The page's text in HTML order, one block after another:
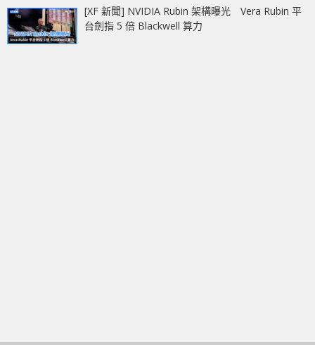
[XF 新聞] NVIDIA Rubin 架構曝光 Vera Rubin 平
台劍指 5 倍 Blackwell 算力